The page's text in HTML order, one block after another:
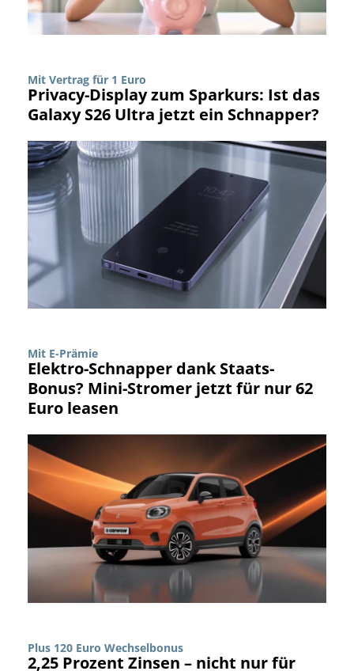
Mit Vertrag für 1 Euro
Privacy-Display zum Sparkurs: Ist das
Galaxy S26 Ultra jetzt ein Schnapper?
Mit E-Prämie
Elektro-Schnapper dank Staats-
Bonus? Mini-Stromer jetzt für nur 62
Euro leasen
Plus 120 Euro Wechselbonus
2,25 Prozent Zinsen – nicht nur für